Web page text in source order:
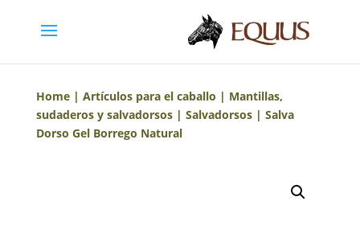
Home| Artículos para el caballo | Mantillas,
sudaderos y salvadorsos| Salvadorsos| Salva
Dorso Gel Borrego Natural